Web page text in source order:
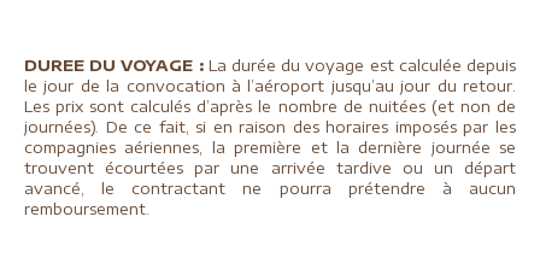
DUREE DU VOYAGE : La durée du voyage est calculée depuis
le jour de la convocation à l’aéroport jusqu’au jour du retour.
Les prix sont calculés d’après le nombre de nuitées (et non de
journées). De ce fait, si en raison des horaires imposés par les
compagnies aériennes, la première et la dernière journée se
trouvent écourtées par une arrivée tardive ou un départ
avancé, le contractant ne pourra prétendre à aucun
remboursement.